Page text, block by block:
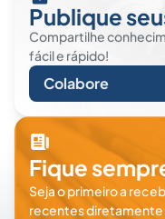
Publique
Compartilhe
fácil e rápido!
Colabore
Fique
Seja o primeiro a
recentes diretamente